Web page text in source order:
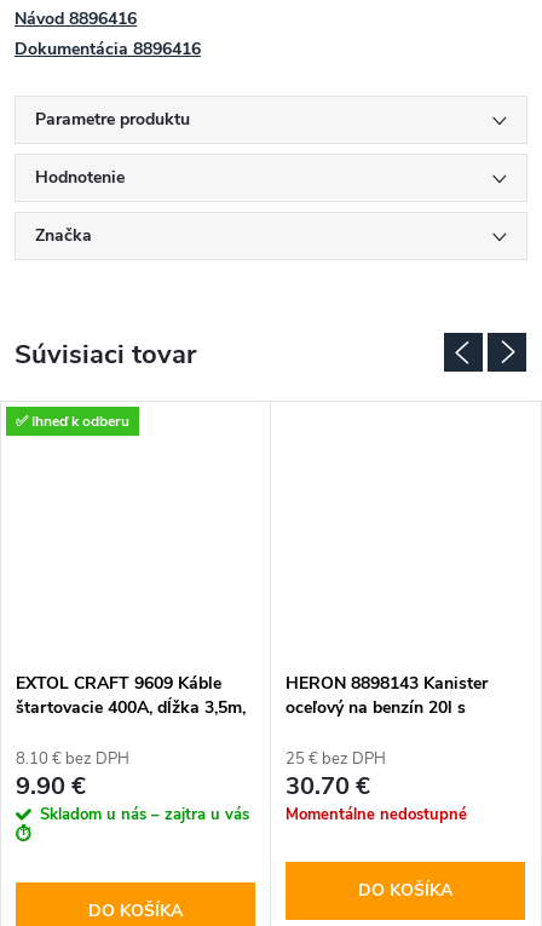
Návod 8896416
Dokumentácia 8896416
Parametre produktu
Hodnotenie
Značka
Súvisiaci tovar
✅ Ihneď k odberu
EXTOL CRAFT 9609 Káble
štartovacie 400A, dĺžka 3,5m,
8.10 € bez DPH
9.90 €
Skladom u nás – zajtra u vás
⏱️
DO KOŠÍKA
HERON 8898143 Kanister
oceľový na benzín 20l s
25 € bez DPH
30.70 €
Momentálne nedostupné
DO KOŠÍKA